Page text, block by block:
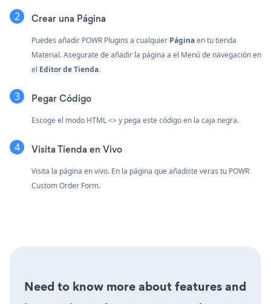
Crear una Página
Puedes añadir POWR Plugins a cualquier Páginaen tu tienda
Material. Asegurate de añadir la página a el Menú de navegación en
el Editor de Tienda.
Pegar Código
Escoge el modo HTML <> y pega este código en la caja negra.
Visita Tienda en Vivo
Visita la página en vivo. En la página que añadiste veras tu POWR
Custom Order Form.
Need to know more about features and